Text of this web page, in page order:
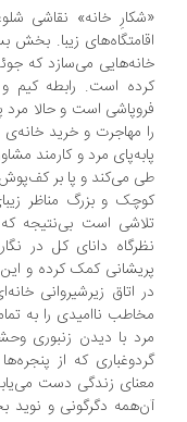
خانه» نقاشی شلوغی
زیبا. بخش
می‌سازد که جوئل در
است. رابطه‌ کیم و
است و حالا مرد پس از
مهاجرت و خرید خانه‌‌ی تازه
مرد و کارمند مشاور
می‌کند و پا بر کف‌پوش‌ها
و بزرگ مناظر زیبای
است بی‌نتیجه که
دانای کل در نگارش
کمک کرده و این
اتاق زیرشیروانی خانه‌ای
ناامیدی را به تمامی
با دیدن زنبوری وحشی
که از پنجره‌ها به
زندگی دست می‌یابد،
دگرگونی و نوید بخش